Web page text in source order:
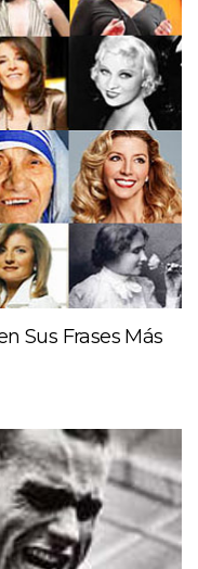
Sus Frases Más